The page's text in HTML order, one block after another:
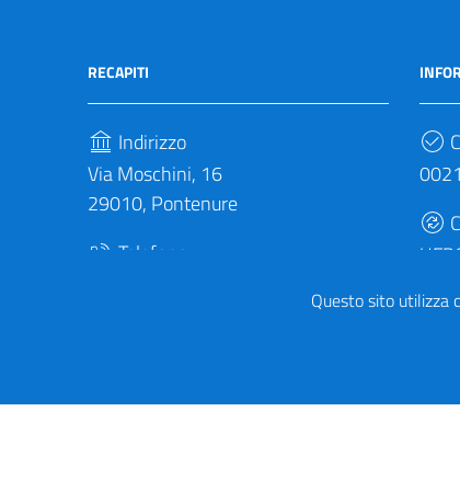
Questo sito utilizza
RECAPITI
Indirizzo
Via Moschini, 16
29010, Pontenure
Telefono